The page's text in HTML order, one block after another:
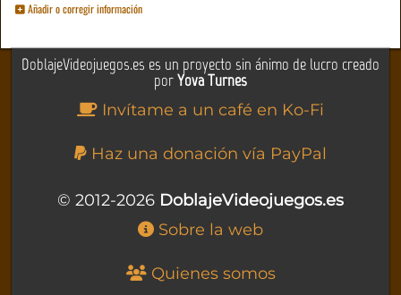
Añadir o corregir información
DoblajeVideojuegos.es es un proyecto sin ánimo de lucro creado
porYova Turnes
Invítame a un café en Ko-Fi
Haz una donación vía PayPal
© 2012-2026 DoblajeVideojuegos.es
Sobre la web
Quienes somos